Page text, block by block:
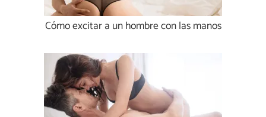
Cómo excitar a un hombre con las manos